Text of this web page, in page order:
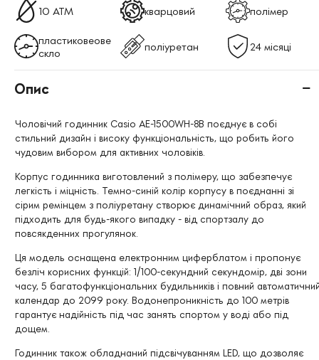
10 ATM кварцовий полімер
пластиковеове
скло
поліуретан 24 місяці
Опис
Чоловічий годинник Casio AE-1500WH-8B поєднує в собі
стильний дизайн і високу функціональність, що робить його
чудовим вибором для активних чоловіків.
Корпус годинника виготовлений з полімеру, що забезпечує
легкість і міцність. Темно-синій колір корпусу в поєднанні зі
сірим ремінцем з поліуретану створює динамічний образ, який
підходить для будь-якого випадку - від спортзалу до
повсякденних прогулянок.
Ця модель оснащена електронним циферблатом і пропонує
безліч корисних функцій: 1/100-секундний секундомір, дві зони
часу, 5 багатофункціональних будильників і повний
календар до 2099 року. Водонепроникність до 100 метрів
гарантує надійність під час занять спортом у воді або під
дощем.
Годинник також обладнаний підсвічуванням LED, що дозволяє